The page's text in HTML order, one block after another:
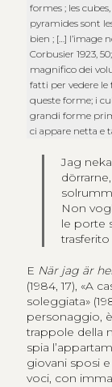
formes ; les
pyramides sont
bien ; […] l’image
Corbusier 1923,
magnifico dei
fatti per vedere le
queste forme; i
grandi forme
ci appare netta e
Jag
Non
le porte
trasferito
E När jag är
(1984, 17), «A
soleggiata»
personaggio,
trappole della
spia
giovani sposi
voci, con